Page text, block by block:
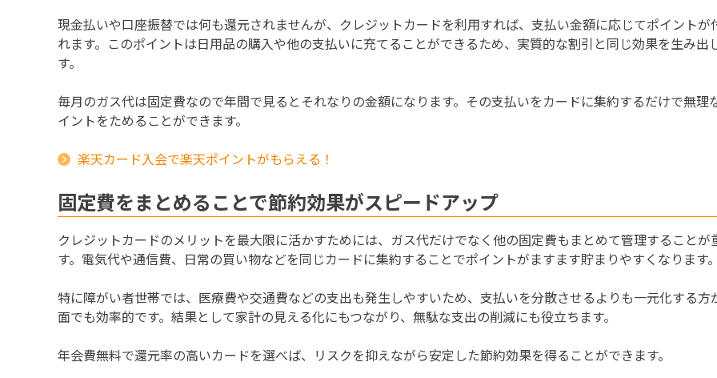
現金払いや口座振替では何も還元されませんが、クレジットカードを利用すれば、支払い金額に応じてポイントが
れます。このポイントは日用品の購入や他の支払いに充てることができるため、実質的な割引と同じ効果を生み出
す。
毎月のガス代は固定費なので年間で見るとそれなりの金額になります。その支払いをカードに集約するだけで無理
イントをためることができます。
楽天カード入会で楽天ポイントがもらえる！
固定費をまとめることで節約効果がスピードアップ
クレジットカードのメリットを最大限に活かすためには、ガス代だけでなく他の固定費もまとめて管理することが
す。電気代や通信費、日常の買い物などを同じカードに集約することでポイントがますます貯まりやすくなります
特に障がい者世帯では、医療費や交通費などの支出も発生しやすいため、支払いを分散させるよりも一元化する方
面でも効率的です。結果として家計の見える化にもつながり、無駄な支出の削減にも役立ちます。
年会費無料で還元率の高いカードを選べば、リスクを抑えながら安定した節約効果を得ることができます。